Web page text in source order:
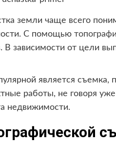
земли чаще всего
С помощью
зависимости от цели
является
работы, не говоря
недвижимости.